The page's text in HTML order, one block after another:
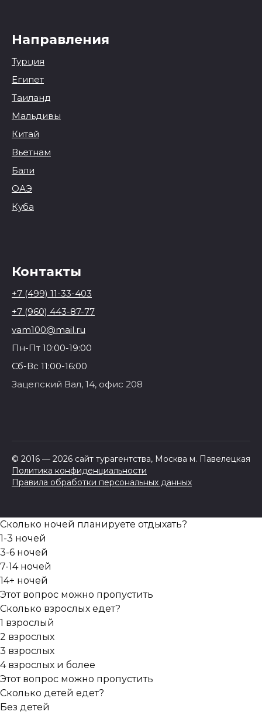
Направления
Турция
Египет
Таиланд
Мальдивы
Китай
Вьетнам
Бали
ОАЭ
Куба
Контакты
+7 (499) 11-33-403
+7 (960) 443-87-77
vam100@mail.ru
Пн-Пт 10:00-19:00
Сб-Вс 11:00-16:00
Зацепский Вал, 14, офис 208
© 2016 — 2026 сайт турагентства, Москва м. Павелецкая
Политика конфиденциальности
Правила обработки персональных данных
Сколько ночей планируете отдыхать?
1-3 ночей
3-6 ночей
7-14 ночей
14+ ночей
Этот вопрос можно пропустить
Сколько взрослых едет?
1 взрослый
2 взрослых
3 взрослых
4 взрослых и более
Этот вопрос можно пропустить
Сколько детей едет?
Без детей